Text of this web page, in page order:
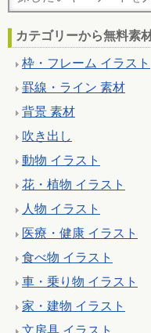
カテゴリーから無料素
枠・フレーム イラスト
罫線・ライン 素材
背景 素材
吹き出し
動物 イラスト
花・植物 イラスト
人物 イラスト
医療・健康 イラスト
食べ物 イラスト
車・乗り物 イラスト
家・建物 イラスト
文房具 イラスト